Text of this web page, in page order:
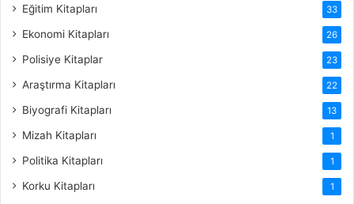
Eğitim Kitapları 33
Ekonomi Kitapları 26
Polisiye Kitaplar 23
Araştırma Kitapları 22
Biyografi Kitapları 13
Mizah Kitapları 1
Politika Kitapları 1
Korku Kitapları 1